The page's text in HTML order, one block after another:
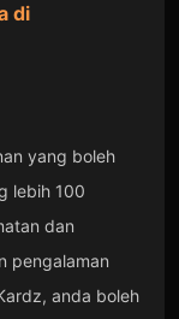
di
yang boleh
lebih 100
dan
pengalaman
anda boleh